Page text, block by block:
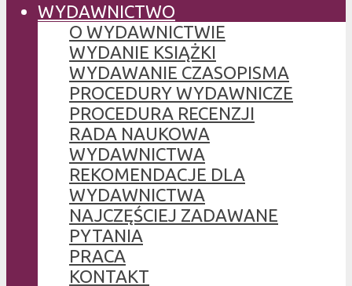
WYDAWNICTWO
O WYDAWNICTWIE
WYDANIE KSIĄŻKI
WYDAWANIE CZASOPISMA
PROCEDURY WYDAWNICZE
PROCEDURA RECENZJI
RADA NAUKOWA
WYDAWNICTWA
REKOMENDACJE DLA
WYDAWNICTWA
NAJCZĘŚCIEJ ZADAWANE
PYTANIA
PRACA
KONTAKT